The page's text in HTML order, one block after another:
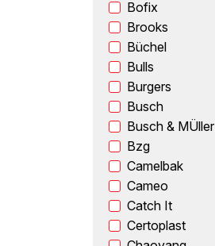
Bofix
Brooks
Büchel
Bulls
Burgers
Busch
Busch & MÜller
Bzg
Camelbak
Cameo
Catch It
Certoplast